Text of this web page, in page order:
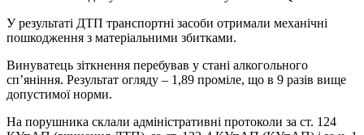
У результаті ДТП транспортні засоби отримали механічні
пошкодження з матеріальними збитками.
Винуватець зіткнення перебував у стані алкогольного
сп’яніння. Результат огляду – 1,89 проміле, що в 9 разів вище
допустимої норми.
На порушника склали адміністративні протоколи за ст. 124